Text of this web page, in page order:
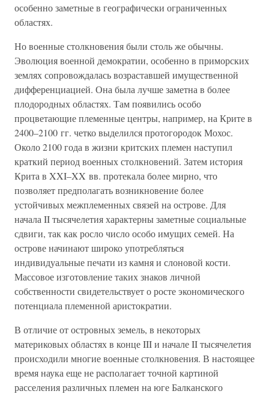
особенно заметные в географически ограниченных
областях.
Но военные столкновения были столь же обычны.
Эволюция военной демократии, особенно в приморских
землях сопровождалась возраставшей имущественной
дифференциацией. Она была лучше заметна в более
плодородных областях. Там появились особо
процветающие племенные центры, например, на Крите в
2400–2100 гг. четко выделился протогородок Мохос.
Около 2100 года в жизни критских племен наступил
краткий период военных столкновений. Затем история
Крита в XXI–XX вв. протекала более мирно, что
позволяет предполагать возникновение более
устойчивых межплеменных связей на острове. Для
начала II тысячелетия характерны заметные социальные
сдвиги, так как росло число особо имущих семей. На
острове начинают широко употребляться
индивидуальные печати из камня и слоновой кости.
Массовое изготовление таких знаков личной
собственности свидетельствует о росте экономического
потенциала племенной аристократии.
В отличие от островных земель, в некоторых
материковых областях в конце III и начале II тысячелетия
происходили многие военные столкновения. В настоящее
время наука еще не располагает точной картиной
расселения различных племен на юге Балканского